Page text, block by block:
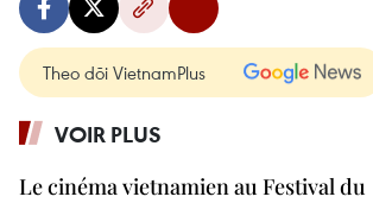
Theo dõi VietnamPlus
VOIR PLUS
Le cinéma vietnamien au Festival du